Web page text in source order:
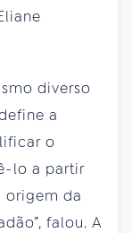
diverso
a
o
lo a partir
origem da
falou. A